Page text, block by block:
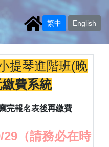
繁中 English
提琴進階班(晚
繳費系統
完報名表後再繳費
（請務必在時